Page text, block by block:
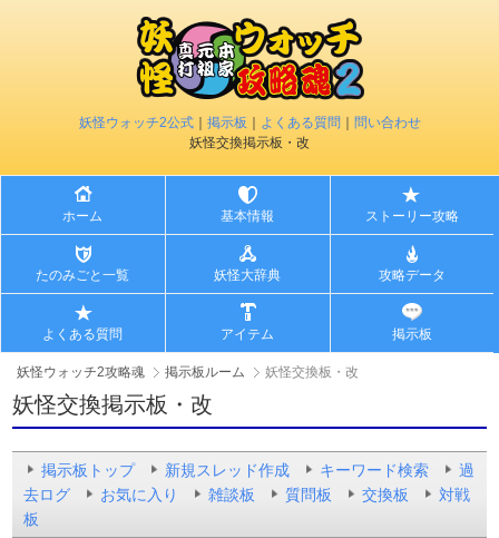
妖怪ウォッチ2公式｜ 掲示板 よくある質問
問い合わせ
妖怪交換掲示板・改
ホーム 基本情報 ストーリー攻略
たのみごと一覧 妖怪大辞典 攻略データ
よくある質問 アイテム 掲示板
妖怪ウォッチ2攻略魂 掲示板ルーム 妖怪交換板・改
妖怪交換掲示板・改
掲示板トップ 新規スレッド作成 キーワード検索
過
去ログ
お気に入り 雑談板 質問板 交換板
対戦
板